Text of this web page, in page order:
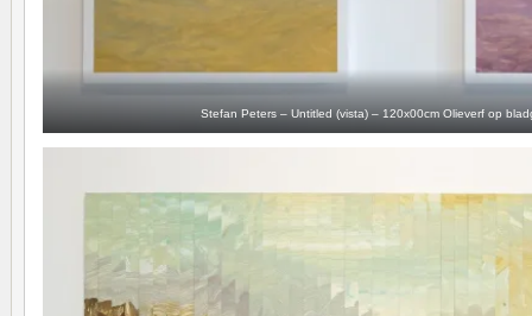
Stefan Peters – Untitled (vista) – 120x00cm Olieverf op